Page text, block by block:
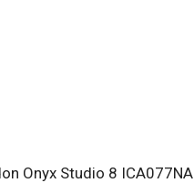
Onyx Studio 8 ICA077NA